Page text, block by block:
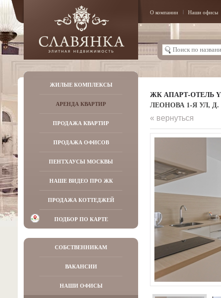
О компании Наши офисы
ЖИЛЫЕ КОМПЛЕКСЫ
АРЕНДА КВАРТИР
ПРОДАЖА КВАРТИР
ПРОДАЖА ОФИСОВ
ПЕНТХАУСЫ МОСКВЫ
НАШЕ ВИДЕО ПРО ЖК
ПРОДАЖА КОТТЕДЖЕЙ
ПОДБОР ПО КАРТЕ
СОБСТВЕННИКАМ
ВАКАНСИИ
НАШИ ОФИСЫ
ЖК АПАРТ-ОТЕЛЬ
ЛЕОНОВА 1-Я УЛ, Д.
« вернуться